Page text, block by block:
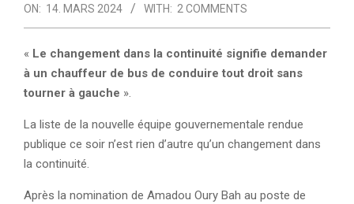
ON: 14. MARS 2024 WITH: 2 COMMENTS
« Le changement dans la continuité signifie demander
à un chauffeur de bus de conduire tout droit sans
tourner à gauche ».
La liste de la nouvelle équipe gouvernementale rendue
publique ce soir n’est rien d’autre qu’un changement dans
la continuité.
Après la nomination de Amadou Oury Bah au poste de